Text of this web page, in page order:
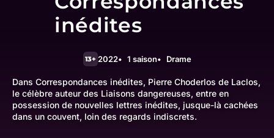
inédites
13+ 2022 1 saison Drame
Dans Correspondances inédites, Pierre Choderlos de Laclos,
le célèbre auteur des Liaisons dangereuses, entre en
possession de nouvelles lettres inédites, jusque-là cachées
dans un couvent, loin des regards indiscrets.